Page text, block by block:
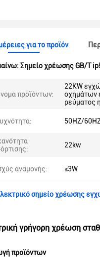
για το προϊόν
Σημείο χρέωσης GB/T
προϊόντων:
22KW
οχημάτων
ρεύματος
50HZ/
22kw
αναμονής: ≤3W
σημείο χρέωσης
γρήγορη χρέωση
προϊόντων